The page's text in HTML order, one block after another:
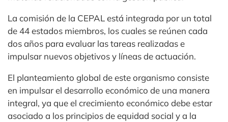
La comisión de la CEPAL está integrada por un total
de 44 estados miembros, los cuales se reúnen cada
dos años para evaluar las tareas realizadas e
impulsar nuevos objetivos y líneas de actuación.
El planteamiento global de este organismo consiste
en impulsar el desarrollo económico de una manera
integral, ya que el crecimiento económico debe estar
asociado a los principios de equidad social y a la